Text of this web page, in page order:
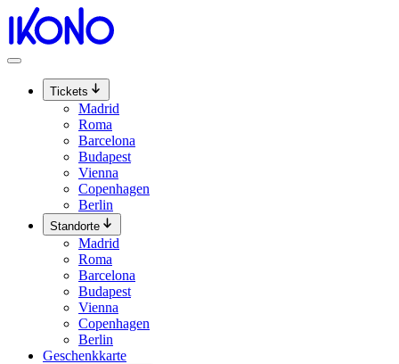
Zum
Inhalt
springen
Tickets
Madrid
Roma
Barcelona
Budapest
Vienna
Copenhagen
Berlin
Standorte
Madrid
Roma
Barcelona
Budapest
Vienna
Copenhagen
Berlin
Geschenkkarte